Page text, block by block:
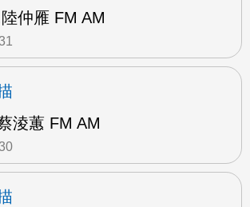
仲雁 FM AM
淩蕙 FM AM